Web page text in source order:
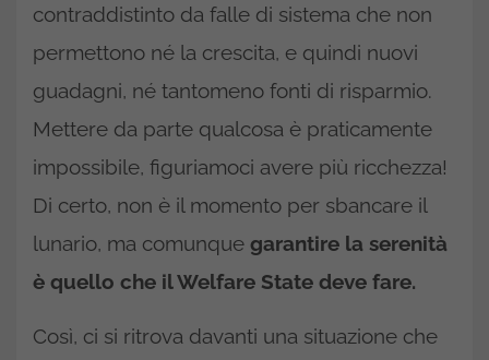
contraddistinto da falle di sistema che non
permettono né la crescita, e quindi nuovi
guadagni, né tantomeno fonti di risparmio.
Mettere da parte qualcosa è praticamente
impossibile, figuriamoci avere più ricchezza!
Di certo, non è il momento per sbancare il
lunario, ma comunque garantire la serenità
è quello che il Welfare State deve fare.
Così, ci si ritrova davanti una situazione che